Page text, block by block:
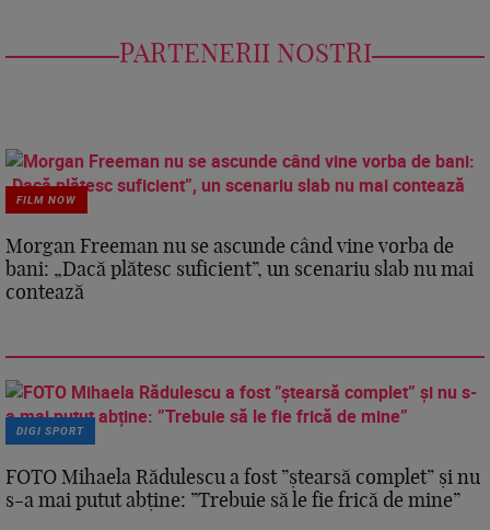
PARTENERII NOSTRI
FILM NOW
Morgan Freeman nu se ascunde când vine vorba de
bani: „Dacă plătesc suficient”, un scenariu slab nu mai
contează
DIGI SPORT
FOTO Mihaela Rădulescu a fost ”ștearsă complet” și nu
s-a mai putut abține: ”Trebuie să le fie frică de mine”